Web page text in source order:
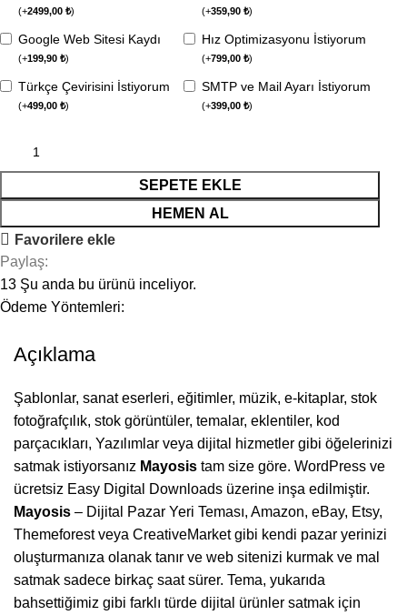
(+2499,00₺) (+359,90₺)
Google Web Sitesi Kaydı
(+199,90₺)
Hız Optimizasyonu İstiyorum
(+799,00₺)
Türkçe Çevirisini İstiyorum
(+499,00₺)
SMTP ve Mail Ayarı İstiyorum
(+399,00₺)
SEPETE EKLE
HEMEN AL
Favorilere ekle
Paylaş:
13 Şu anda bu ürünü inceliyor.
Ödeme Yöntemleri:
Açıklama
Şablonlar, sanat eserleri, eğitimler, müzik, e-kitaplar, stok
fotoğrafçılık, stok görüntüler, temalar, eklentiler, kod
parçacıkları, Yazılımlar veya dijital hizmetler gibi öğelerinizi
satmak istiyorsanız Mayosis tam size göre. WordPress ve
ücretsiz Easy Digital Downloads üzerine inşa edilmiştir.
Mayosis – Dijital Pazar Yeri Teması, Amazon, eBay, Etsy,
Themeforest veya CreativeMarket gibi kendi pazar yerinizi
oluşturmanıza olanak tanır ve web sitenizi kurmak ve mal
satmak sadece birkaç saat sürer. Tema, yukarıda
bahsettiğimiz gibi farklı türde dijital ürünler satmak için